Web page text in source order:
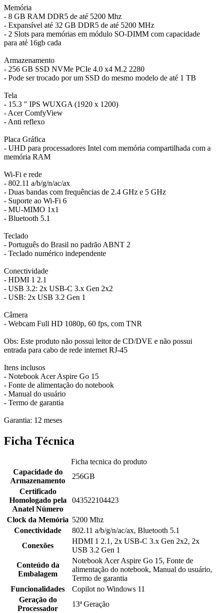
Memória
- 8 GB RAM DDR5 de até 5200 Mhz
- Expansível até 32 GB DDR5 de até 5200 MHz
- 2 Slots para memórias em módulo SO-DIMM com capacidade
para até 16gb cada
Armazenamento
- 256 GB SSD NVMe PCIe 4.0 x4 M.2 2280
- Pode ser trocado por um SSD do mesmo modelo de até 1 TB
Tela
- 15.3 " IPS WUXGA (1920 x 1200)
- Acer ComfyView
- Anti reflexo
Placa Gráfica
- UHD para processadores Intel com memória compartilhada com a
memória RAM
Wi-Fi e rede
- 802.11 a/b/g/n/ac/ax
- Duas bandas com frequências de 2.4 GHz e 5 GHz
- Suporte ao Wi-Fi 6
- MU-MIMO 1x1
- Bluetooth 5.1
Teclado
- Português do Brasil no padrão ABNT 2
- Teclado numérico independente
Conectividade
- HDMI 1 2.1
- USB 3.2: 2x USB-C 3.x Gen 2x2
- USB: 2x USB 3.2 Gen 1
Câmera
- Webcam Full HD 1080p, 60 fps, com TNR
Obs: Este produto não possui leitor de CD/DVE e não possui
entrada para cabo de rede internet RJ-45
Itens inclusos
- Notebook Acer Aspire Go 15
- Fonte de alimentação do notebook
- Manual do usuário
- Termo de garantia
Garantia: 12 meses
Ficha Técnica
Ficha tecnica do produto
Capacidade do
Armazenamento
256GB
Certificado
Homologado pela
Anatel Número
043522104423
Clock da Memória 5200 Mhz
Conectividade
802.11 a/b/g/n/ac/ax, Bluetooth 5.1
Conexões
HDMI 1 2.1, 2x USB-C 3.x Gen 2x2, 2x
USB 3.2 Gen 1
Conteúdo da
Embalagem
Notebook Acer Aspire Go 15, Fonte de
alimentação do notebook, Manual do usuário,
Termo de garantia
Funcionalidades
Copilot no Windows 11
Geração do
Processador
13ª Geração